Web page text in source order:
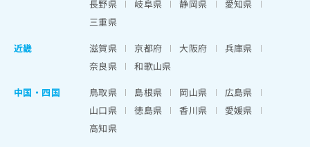
長野県
岐阜県 静岡県
愛知県
三重県
近畿
滋賀県 京都府 大阪府
兵庫県
奈良県
和歌山県
中国・四国
鳥取県 島根県 岡山県
広島県
山口県
徳島県 香川県
愛媛県
高知県